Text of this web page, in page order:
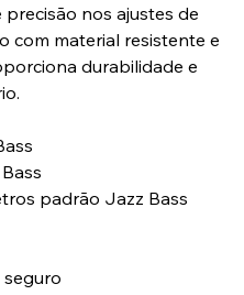
nos ajustes de
com material resistente e
durabilidade e
padrão Jazz Bass
seguro